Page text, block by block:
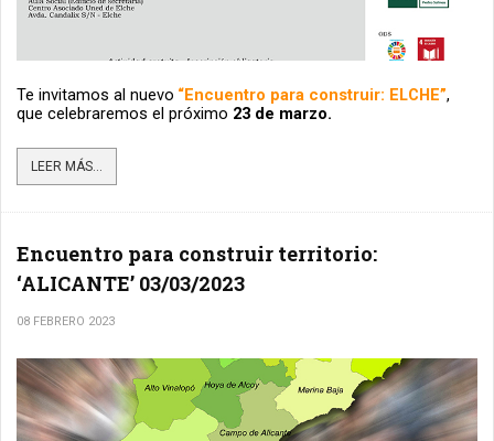
Te invitamos al nuevo “Encuentro para construir: ELCHE”,
que celebraremos el próximo 23 de marzo.
LEER MÁS...
Encuentro para construir territorio:
‘ALICANTE’ 03/03/2023
08 FEBRERO 2023